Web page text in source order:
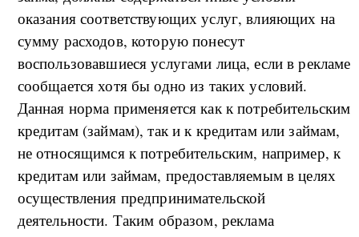
оказания соответствующих услуг, влияющих на
сумму расходов, которую понесут
воспользовавшиеся услугами лица, если в рекламе
сообщается хотя бы одно из таких условий.
Данная норма применяется как к потребительским
кредитам (займам), так и к кредитам или займам,
не относящимся к потребительским, например, к
кредитам или займам, предоставляемым в целях
осуществления предпринимательской
деятельности. Таким образом, реклама